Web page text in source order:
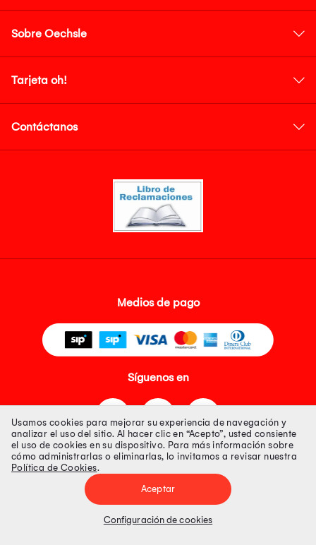
Sobre Oechsle
Tarjeta oh!
Contáctanos
Medios de pago
Síguenos en
Tienda 100% Segura
Tiendas Peruanas S.A. R.U.C. Nº 20493020618. Todos los derechos
Precios disponibles solo en www.oechsle.pe. Precios online publicados
Usamos cookies para mejorar su experiencia de navegación y
analizar el uso del sitio. Al hacer clic en “Acepto”, usted consiente
el uso de cookies en su dispositivo. Para más información sobre
cómo administrarlas o eliminarlas, lo invitamos a revisar nuestra
Política de Cookies.
Aceptar
Configuración de cookies